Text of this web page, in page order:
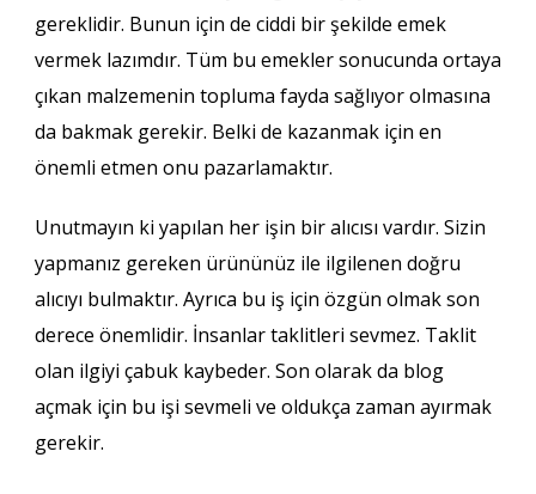
gereklidir. Bunun için de ciddi bir şekilde emek
vermek lazımdır. Tüm bu emekler sonucunda ortaya
çıkan malzemenin topluma fayda sağlıyor olmasına
da bakmak gerekir. Belki de kazanmak için en
önemli etmen onu pazarlamaktır.
Unutmayın ki yapılan her işin bir alıcısı vardır. Sizin
yapmanız gereken ürününüz ile ilgilenen doğru
alıcıyı bulmaktır. Ayrıca bu iş için özgün olmak son
derece önemlidir. İnsanlar taklitleri sevmez. Taklit
olan ilgiyi çabuk kaybeder. Son olarak da blog
açmak için bu işi sevmeli ve oldukça zaman ayırmak
gerekir.